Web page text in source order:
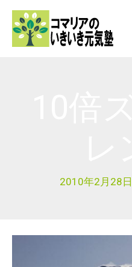
2010年2月28日